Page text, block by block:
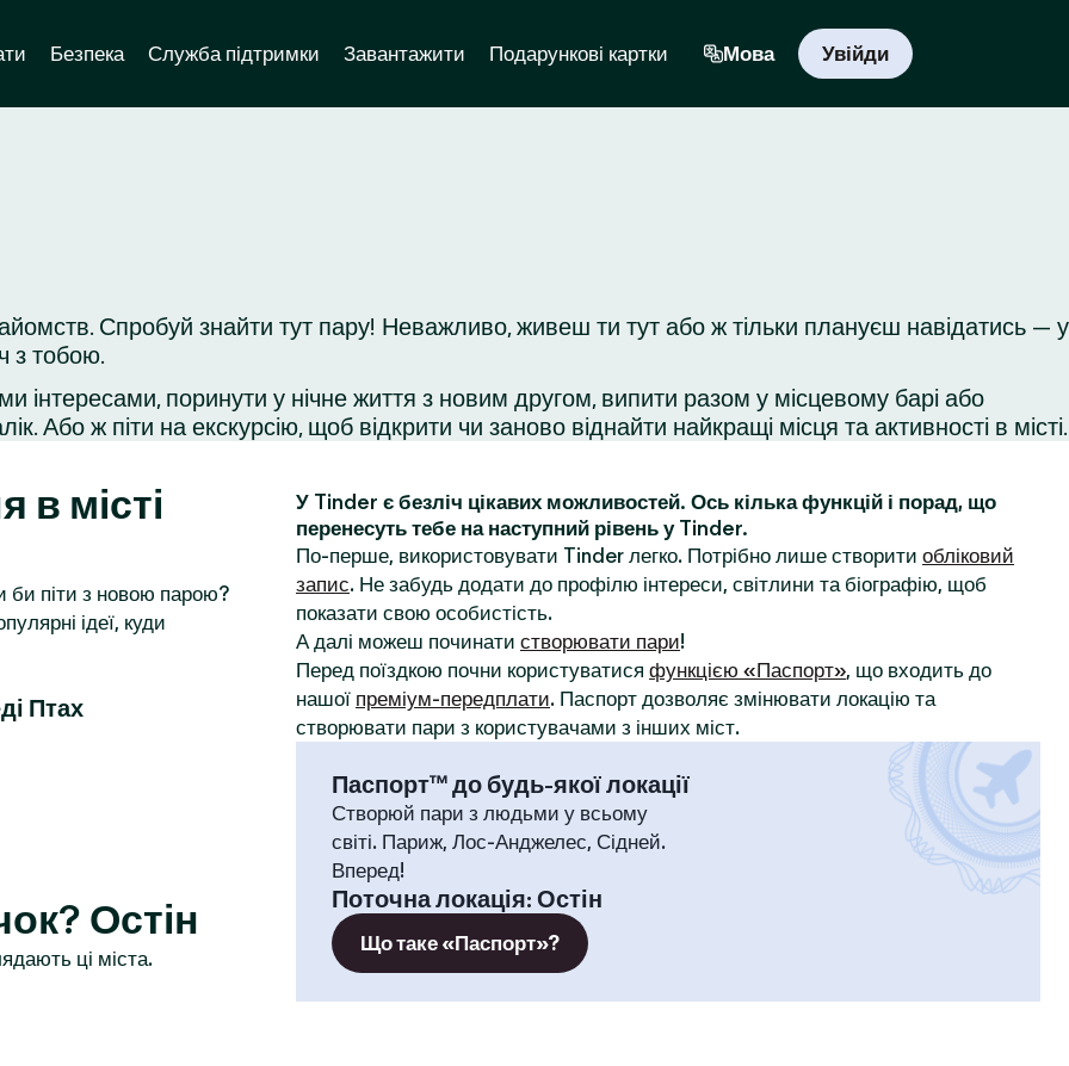
Безпека Служба підтримки Завантажити Подарункові картки Мова Увійди
Спробуй знайти тут пару! Неважливо, живеш ти тут або ж тільки плануєш навідатись — у
з тобою.
інтересами, поринути у нічне життя з новим другом, випити разом у місцевому барі або
Або ж піти на екскурсію, щоб відкрити чи заново віднайти найкращі місця та активності в місті.
в місті
би піти з новою парою?
ідеї, куди
Птах
Остін
ці міста.
У Tinder є безліч цікавих можливостей. Ось кілька функцій і порад, що
перенесуть тебе на наступний рівень у Tinder.
По-перше, використовувати Tinder легко. Потрібно лише створити обліковий
запис. Не забудь додати до профілю інтереси, світлини та біографію, щоб
показати свою особистість.
А далі можеш починати створювати пари!
Перед поїздкою почни користуватися функцією «Паспорт», що входить до
нашої преміум-передплати. Паспорт дозволяє змінювати локацію та
створювати пари з користувачами з інших міст.
Паспорт™ до будь-якої локації
Створюй пари з людьми у всьому
світі. Париж, Лос-Анджелес, Сідней.
Вперед!
Поточна локація: Остін
Що таке «Паспорт»?